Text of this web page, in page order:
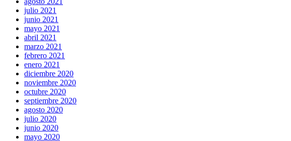
julio 2021
junio 2021
mayo 2021
abril 2021
marzo 2021
febrero 2021
enero 2021
diciembre 2020
noviembre 2020
octubre 2020
septiembre 2020
agosto 2020
julio 2020
junio 2020
mayo 2020